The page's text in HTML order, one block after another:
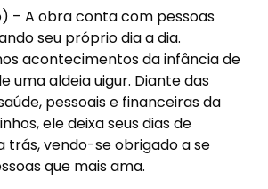
– A obra conta com pessoas
seu próprio dia a dia.
acontecimentos da infância de
uma aldeia uigur. Diante das
pessoais e financeiras da
ele deixa seus dias de
trás, vendo-se obrigado a se
que mais ama.